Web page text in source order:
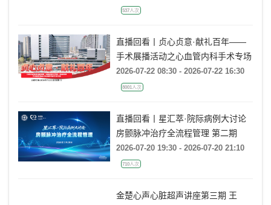
流的超声培训：从病理机制到临床诊
537人次
直播回看丨贞心贞意·献礼百年——
手术展播活动之心血管内科手术专场
2026-07-22 08:30 - 2026-07-22 16:30
8001人次
直播回看丨星汇萃·院际病例大讨论
房颤脉冲治疗全流程管理 第二期
2026-07-20 19:30 - 2026-07-20 21:10
710人次
金楚心声心脏超声讲座第三期 王